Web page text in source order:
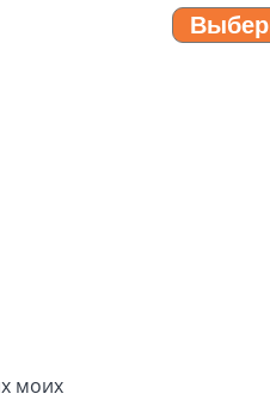
моих
Подшивки